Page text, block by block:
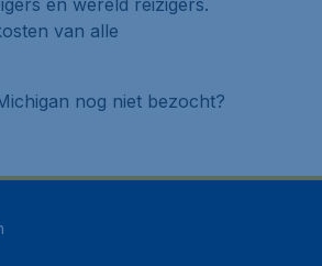
en wereld reizigers.
van alle
nog niet bezocht?